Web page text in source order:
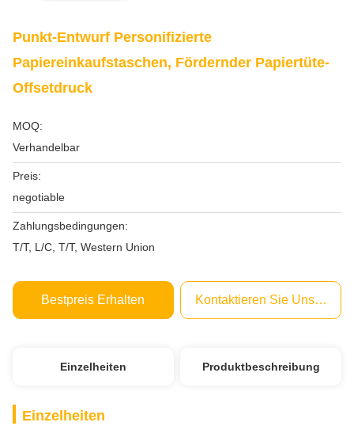
Punkt-Entwurf Personifizierte
Papiereinkaufstaschen, Fördernder Papiertüte-
Offsetdruck
MOQ:
Verhandelbar
Preis:
negotiable
Zahlungsbedingungen:
T/T, L/C, T/T, Western Union
Bestpreis Erhalten Kontaktieren Sie Uns Jetzt
Einzelheiten Produktbeschreibung
Einzelheiten